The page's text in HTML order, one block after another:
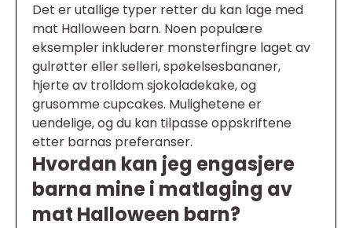
Det er utallige typer retter du kan lage med
mat Halloween barn. Noen populære
eksempler inkluderer monsterfingre laget av
gulrøtter eller selleri, spøkelsesbananer,
hjerte av trolldom sjokoladekake, og
grusomme cupcakes. Mulighetene er
uendelige, og du kan tilpasse oppskriftene
etter barnas preferanser.
Hvordan kan jeg engasjere
barna mine i matlaging av
mat Halloween barn?